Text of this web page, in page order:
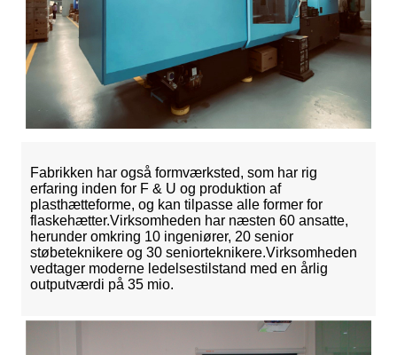
Fabrikken har også formværksted, som har rig
erfaring inden for F & U og produktion af
plasthætteforme, og kan tilpasse alle former for
flaskehætter.Virksomheden har næsten 60 ansatte,
herunder omkring 10 ingeniører, 20 senior
støbeteknikere og 30 seniorteknikere.Virksomheden
vedtager moderne ledelsestilstand med en årlig
outputværdi på 35 mio.